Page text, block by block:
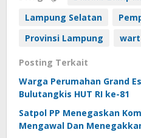
Lampung Selatan
Provinsi Lampung
Posting Terkait
Warga Perumahan Grand
Bulutangkis HUT RI ke-81
Satpol PP Menegaskan
Mengawal Dan